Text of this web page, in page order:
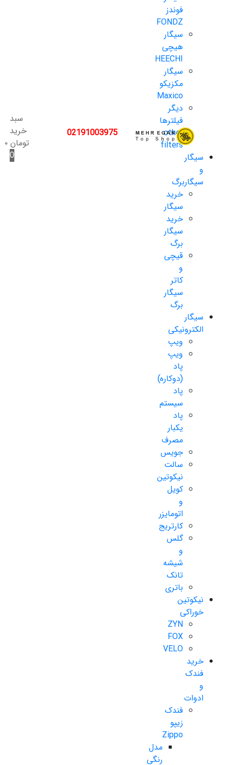
فوندز
FONDZ
سیگار
هیچی
HEECHI
سیگار
مکزیکو
Maxico
دیگر
فیلترها
other
filters
سیگار
و
سیگاربرگ
خرید
سیگار
خرید
سیگار
برگ
قیچی
و
کاتر
سیگار
برگ
سیگار
الکترونیکی
ویپ
ویپ
پاد
(دوکاره)
پاد
سیستم
پاد
یکبار
مصرف
جویس
سالت
نیکوتین
کویل
و
اتومایزر
کارتریج
گلس
و
شیشه
تانک
باتری
نیکوتین
خوراکی
ZYN
FOX
VELO
خرید
فندک
و
ادوات
فندک
زیپو
Zippo
مدل
رنگی
02191003975
سبد
خرید
تومان۰
0